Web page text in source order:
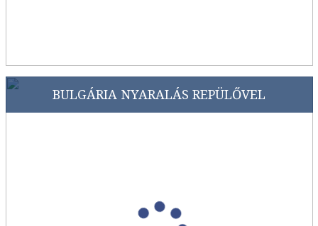
BULGÁRIA NYARALÁS REPÜLŐVEL